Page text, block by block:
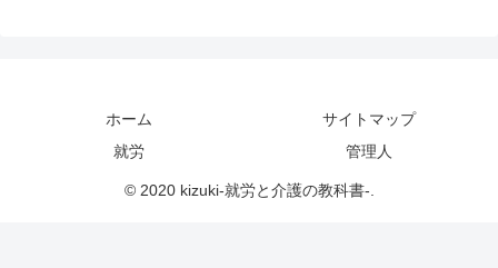
ホーム
サイトマップ
就労
管理人
© 2020 kizuki-就労と介護の教科書-.